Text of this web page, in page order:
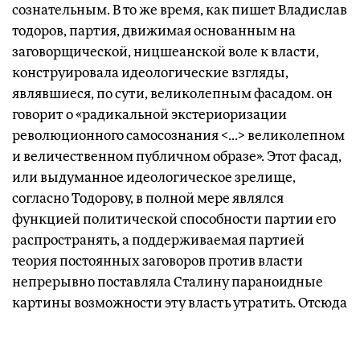
сознательным. В то же время, как пишет Владислав
тодоров, партия, движимая основанным на
заговорщической, ницшеанской воле к власти,
конструировала идеологические взгляды,
являвшиеся, по сути, великолепным фасадом. он
говорит о «радикальной экстериоризации
революционного самосознания <...> великолепном
и величественном публичном образе». Этот фасад,
или выдуманное идеологическое зрелище,
согласно Тодорову, в полной мере являлся
функцией политической способности партии его
распространять, а поддерживаемая партией
теория постоянных заговоров против власти
непрерывно поставляла Сталину параноидные
картины возможности эту власть утратить. Отсюда